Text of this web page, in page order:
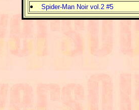
Spider-Man Noir vol.2 #5